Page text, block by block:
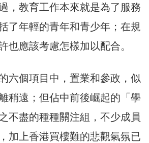
，教育工作本來就是為了服務
了年輕的青年和青少年；在規
也應該考慮怎樣加以配合。
六個項目中，置業和參政，似
稍遠；但佔中前後崛起的「學
不盡的種種關注組，不少成員
加上香港買樓難的悲觀氣氛已